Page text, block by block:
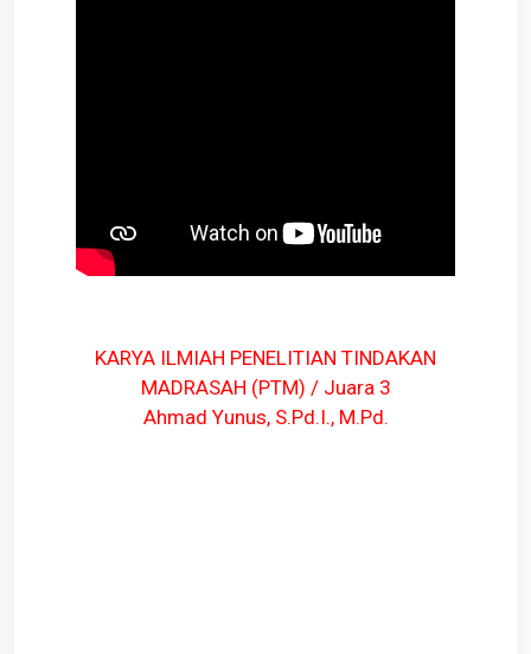
KARYA ILMIAH PENELITIAN TINDAKAN
MADRASAH (PTM) / Juara 3
Ahmad Yunus, S.Pd.I., M.Pd.